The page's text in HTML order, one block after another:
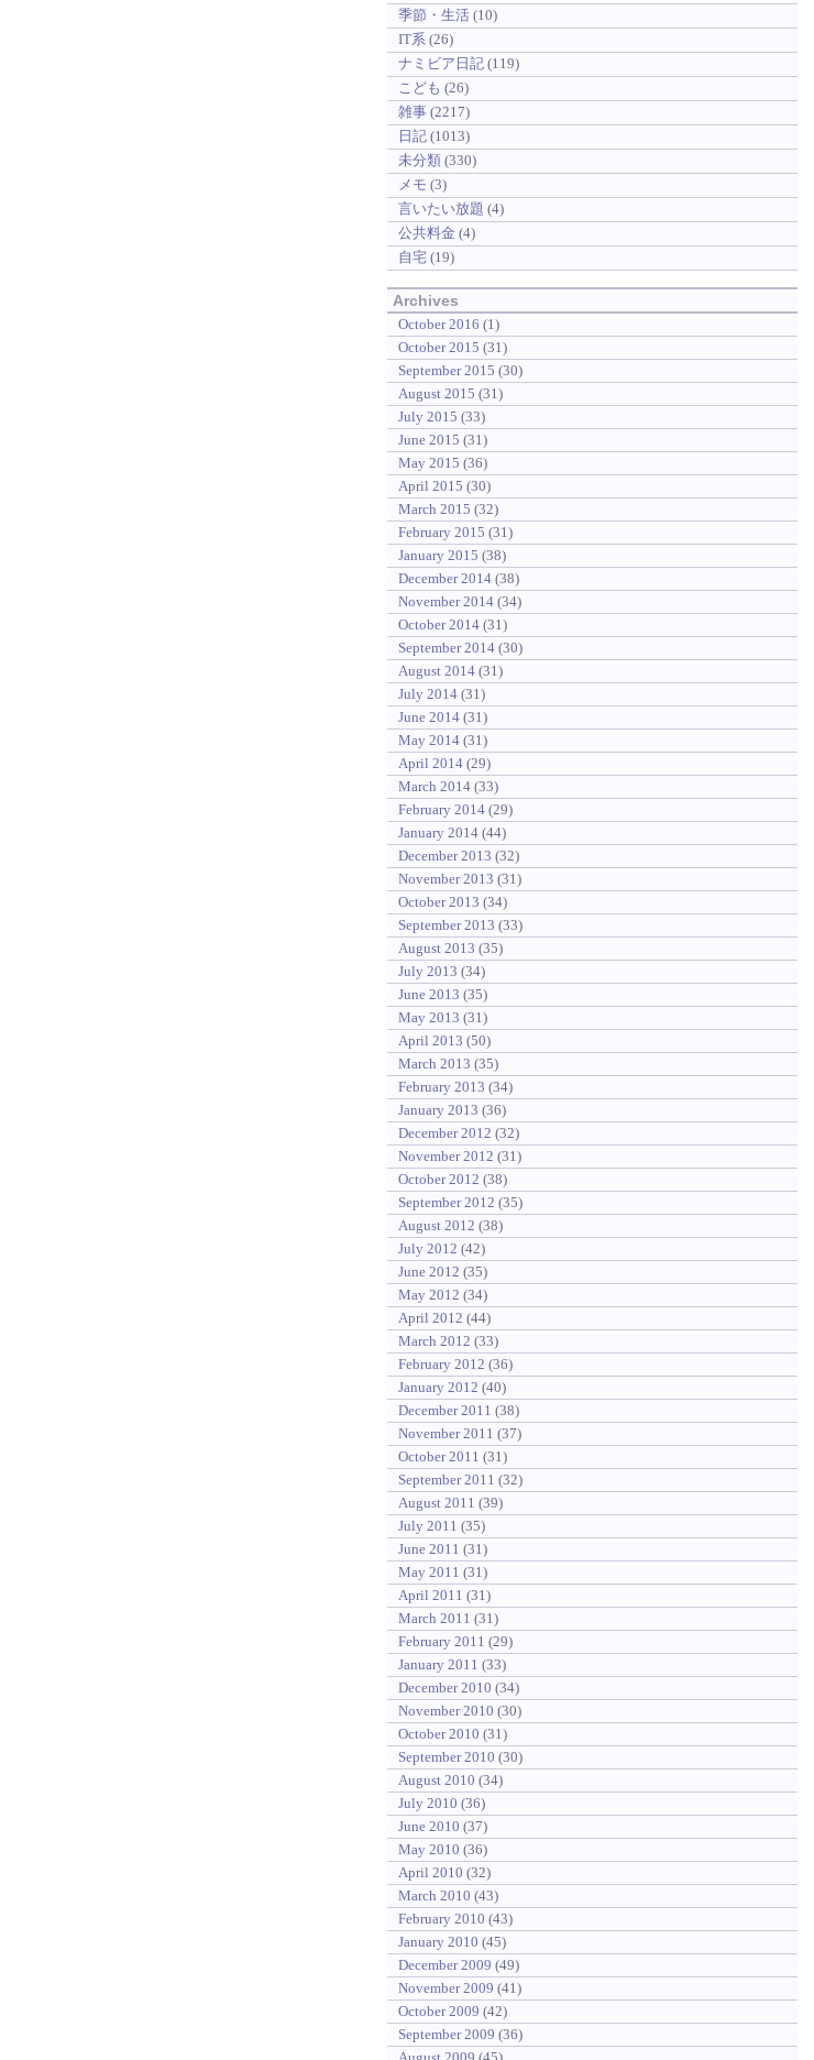
季節・生活(10)
IT系(26)
ナミビア日記(119)
こども (26)
雑事(2217)
日記(1013)
未分類(330)
メモ (3)
言いたい放題 (4)
公共料金 (4)
自宅 (19)
Archives
October 2016 (1)
October 2015 (31)
September 2015 (30)
August 2015 (31)
July 2015 (33)
June 2015 (31)
May 2015 (36)
April 2015 (30)
March 2015 (32)
February 2015 (31)
January 2015 (38)
December 2014(38)
November 2014(34)
October 2014(31)
September 2014(30)
August 2014(31)
July 2014(31)
June 2014(31)
May 2014(31)
April 2014(29)
March 2014(33)
February 2014(29)
January 2014(44)
December 2013 (32)
November 2013 (31)
October 2013 (34)
September 2013 (33)
August 2013 (35)
July 2013 (34)
June 2013 (35)
May 2013 (31)
April 2013 (50)
March 2013 (35)
February 2013 (34)
January 2013 (36)
December 2012 (32)
November 2012 (31)
October 2012 (38)
September 2012 (35)
August 2012 (38)
July 2012 (42)
June 2012 (35)
May 2012 (34)
April 2012 (44)
March 2012 (33)
February 2012 (36)
January 2012 (40)
December 2011 (38)
November 2011 (37)
October 2011 (31)
September 2011 (32)
August 2011 (39)
July 2011 (35)
June 2011 (31)
May 2011 (31)
April 2011 (31)
March 2011 (31)
February 2011 (29)
January 2011 (33)
December 2010 (34)
November 2010 (30)
October 2010 (31)
September 2010 (30)
August 2010 (34)
July 2010 (36)
June 2010 (37)
May 2010 (36)
April 2010 (32)
March 2010 (43)
February 2010 (43)
January 2010 (45)
December 2009 (49)
November 2009 (41)
October 2009 (42)
September 2009 (36)